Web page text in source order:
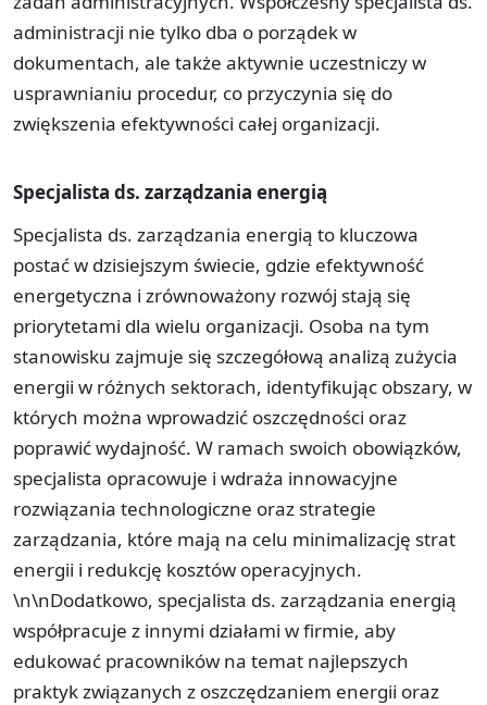
administracji nie tylko dba o porządek w
dokumentach, ale także aktywnie uczestniczy w
usprawnianiu procedur, co przyczynia się do
zwiększenia efektywności całej organizacji.
Specjalista ds. zarządzania energią
Specjalista ds. zarządzania energią to kluczowa
postać w dzisiejszym świecie, gdzie efektywność
energetyczna i zrównoważony rozwój stają się
priorytetami dla wielu organizacji. Osoba na tym
stanowisku zajmuje się szczegółową analizą zużycia
energii w różnych sektorach, identyfikując obszary, w
których można wprowadzić oszczędności oraz
poprawić wydajność. W ramach swoich obowiązków,
specjalista opracowuje i wdraża innowacyjne
rozwiązania technologiczne oraz strategie
zarządzania, które mają na celu minimalizację strat
energii i redukcję kosztów operacyjnych.
\n\nDodatkowo, specjalista ds. zarządzania energią
współpracuje z innymi działami w firmie, aby
edukować pracowników na temat najlepszych
praktyk związanych z oszczędzaniem energii oraz